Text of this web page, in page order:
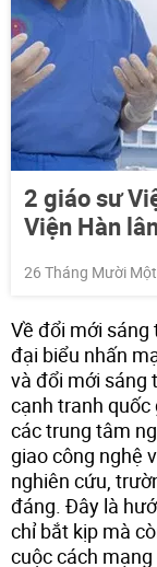
2 giáo sư
Viện Hàn
26 Tháng Mười
Về đổi mới sáng
đại biểu nhấn
và đổi mới sáng
cạnh tranh
các trung tâm
giao công nghệ
nghiên cứu,
đáng. Đây là
chỉ bắt kịp mà
cuộc cách